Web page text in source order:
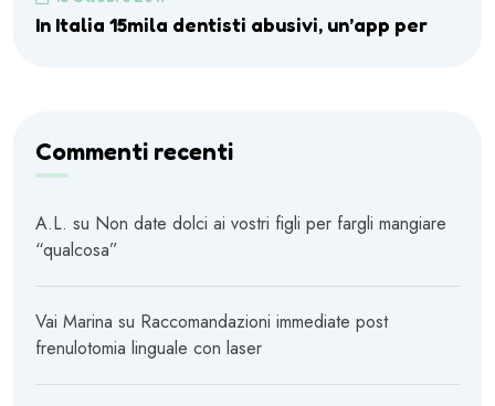
In Italia 15mila dentisti abusivi, un’app per
Commenti recenti
A.L. su Non date dolci ai vostri figli per fargli mangiare
“qualcosa”
Vai Marina su Raccomandazioni immediate post
frenulotomia linguale con laser